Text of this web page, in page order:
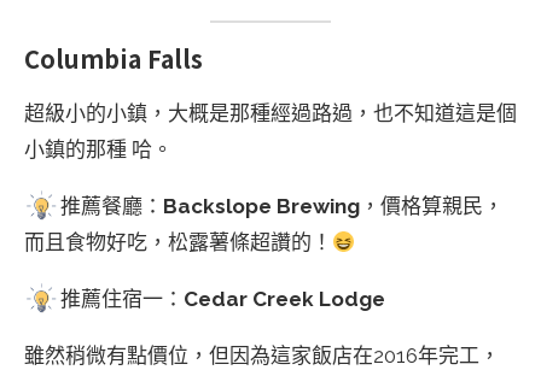
Columbia Falls
超級小的小鎮，大概是那種經過路過，也不知道這是個
小鎮的那種 哈。
推薦餐廳： Backslope Brewing ，價格算親民，
而且食物好吃，松露薯條超讚的！
推薦住宿一： Cedar Creek Lodge
雖然稍微有點價位，但因為這家飯店在2016年完工，